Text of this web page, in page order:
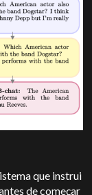
que instrui
de começar